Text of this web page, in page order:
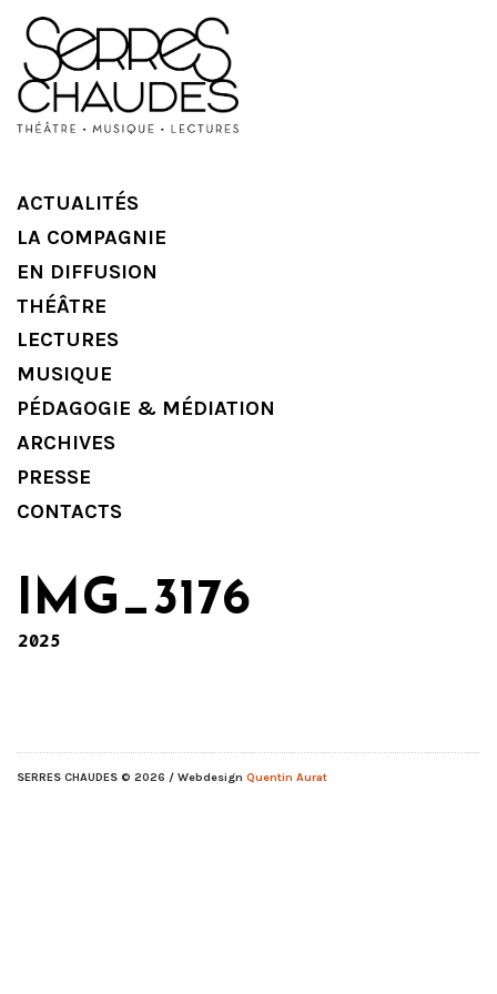
ACTUALITÉS
LA COMPAGNIE
EN DIFFUSION
THÉÂTRE
LECTURES
MUSIQUE
PÉDAGOGIE & MÉDIATION
ARCHIVES
PRESSE
CONTACTS
IMG_3176
2025
SERRES CHAUDES © 2026 / Webdesign Quentin Aurat